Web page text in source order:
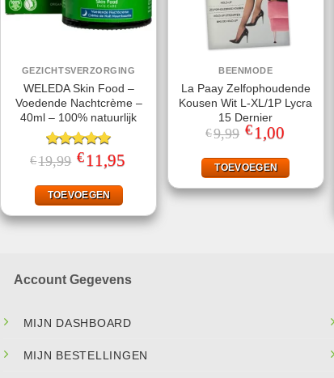
GEZICHTSVERZORGING
WELEDA Skin Food –
Voedende Nachtcrème –
40ml – 100% natuurlijk
Gewaardeerd
5.00uit 5
€19,99 Oorspronkelijke
prijs
€19,99.
€ 11,95prijs
TOEVOEGEN
BEENMODE
La Paay Zelfophoudende
Kousen Wit L-XL/1P Lycra
15 Dernier
€9,99 Oorspronkelijke
prijs
€9,99.
€ 1,00Huidige
€1,00.
TOEVOEGEN
Account Gegevens
MIJN DASHBOARD
MIJN BESTELLINGEN